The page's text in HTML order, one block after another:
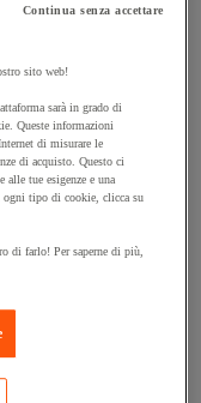
Continua senza accettare
sito web!
sarà in grado di
Queste informazioni
di misurare le
di acquisto. Questo ci
tue esigenze e una
ogni tipo di cookie, clicca su
di farlo! Per saperne di più,